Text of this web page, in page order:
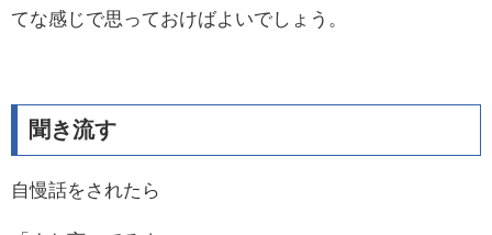
てな感じで思っておけばよいでしょう。
聞き流す
自慢話をされたら